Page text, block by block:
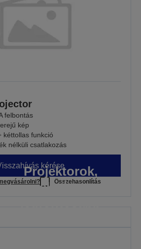
felbontás
kép
kéttollas funkció
nélküli csatlakozás
kérése
Összehasonlítás
Projektorok,
melyekre a